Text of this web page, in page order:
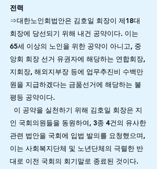
전력
⇒대한노인회법안은 김호일 회장이 제18대
회장에 당선되기 위해 내건 공약이다. 이는
65세 이상의 노인을 위한 공약이 아니고, 중
앙회 회장 선거 유권자에 해당하는 연합회장,
지회장, 해외지부장 등에 업무추진비 수백만
원을 지급하겠다는 금품선거에 해당하는 불
평등 공약이다.
이 공약을 실천하기 위해 김호일 회장은 지
인 국회의원들을 동원하여, 3종 4건의 유사한
관련 법안을 국회에 입법 발의를 요청했으며,
이는 사회복지단체 및 노년단체의 극렬한 반
대로 이전 국회의 회기말로 종료된 것이다.